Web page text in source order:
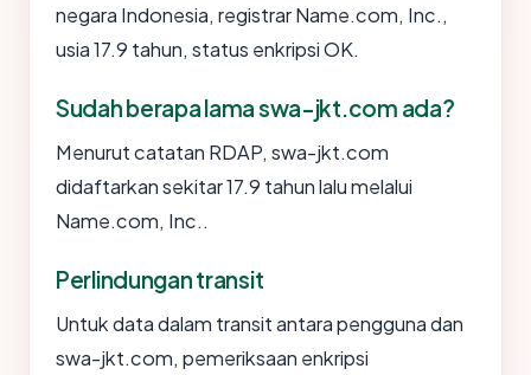
negara Indonesia, registrar Name.com, Inc.,
usia 17.9 tahun, status enkripsi OK.
Sudah berapa lama swa-jkt.com ada?
Menurut catatan RDAP, swa-jkt.com
didaftarkan sekitar 17.9 tahun lalu melalui
Name.com, Inc..
Perlindungan transit
Untuk data dalam transit antara pengguna dan
swa-jkt.com, pemeriksaan enkripsi